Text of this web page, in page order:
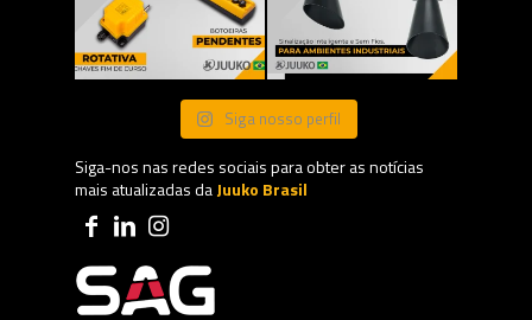
Siga nosso perfil
Siga-nos nas redes sociais para obter as notícias
mais atualizadas daJuuko Brasil